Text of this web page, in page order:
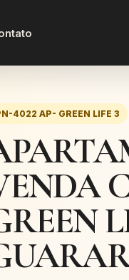
4022 AP- GREEN LIFE 3